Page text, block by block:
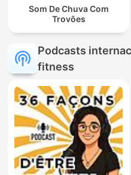
Som De Chuva Com
Trovões
Podcasts
fitness